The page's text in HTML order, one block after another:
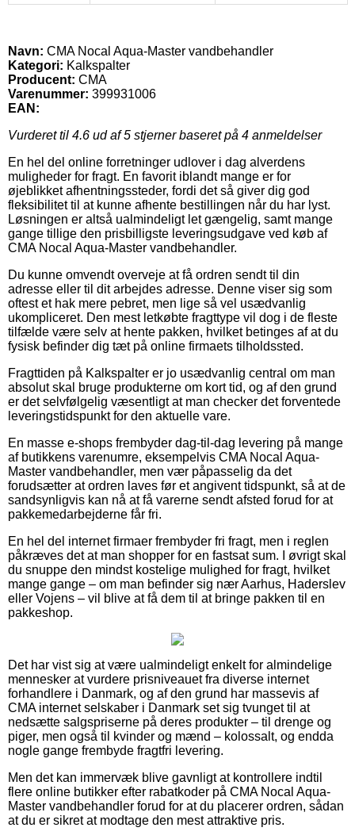
Navn: CMA Nocal Aqua-Master vandbehandler
Kategori: Kalkspalter
Producent: CMA
Varenummer: 399931006
EAN:
Vurderet til 4.6 ud af 5 stjerner baseret på 4 anmeldelser
En hel del online forretninger udlover i dag alverdens
muligheder for fragt. En favorit iblandt mange er for
øjeblikket afhentningssteder, fordi det så giver dig god
fleksibilitet til at kunne afhente bestillingen når du har lyst.
Løsningen er altså ualmindeligt let gængelig, samt mange
gange tillige den prisbilligste leveringsudgave ved køb af
CMA Nocal Aqua-Master vandbehandler.
Du kunne omvendt overveje at få ordren sendt til din
adresse eller til dit arbejdes adresse. Denne viser sig som
oftest et hak mere pebret, men lige så vel usædvanlig
ukompliceret. Den mest letkøbte fragttype vil dog i de fleste
tilfælde være selv at hente pakken, hvilket betinges af at du
fysisk befinder dig tæt på online firmaets tilholdssted.
Fragttiden på Kalkspalter er jo usædvanlig central om man
absolut skal bruge produkterne om kort tid, og af den grund
er det selvfølgelig væsentligt at man checker det forventede
leveringstidspunkt for den aktuelle vare.
En masse e-shops frembyder dag-til-dag levering på mange
af butikkens varenumre, eksempelvis CMA Nocal Aqua-
Master vandbehandler, men vær påpasselig da det
forudsætter at ordren laves før et angivent tidspunkt, så at de
sandsynligvis kan nå at få varerne sendt afsted forud for at
pakkemedarbejderne får fri.
En hel del internet firmaer frembyder fri fragt, men i reglen
påkræves det at man shopper for en fastsat sum. I øvrigt skal
du snuppe den mindst kostelige mulighed for fragt, hvilket
mange gange – om man befinder sig nær Aarhus, Haderslev
eller Vojens – vil blive at få dem til at bringe pakken til en
pakkeshop.
Det har vist sig at være ualmindeligt enkelt for almindelige
mennesker at vurdere prisniveauet fra diverse internet
forhandlere i Danmark, og af den grund har massevis af
CMA internet selskaber i Danmark set sig tvunget til at
nedsætte salgspriserne på deres produkter – til drenge og
piger, men også til kvinder og mænd – kolossalt, og endda
nogle gange frembyde fragtfri levering.
Men det kan immervæk blive gavnligt at kontrollere indtil
flere online butikker efter rabatkoder på CMA Nocal Aqua-
Master vandbehandler forud for at du placerer ordren, sådan
at du er sikret at modtage den mest attraktive pris.